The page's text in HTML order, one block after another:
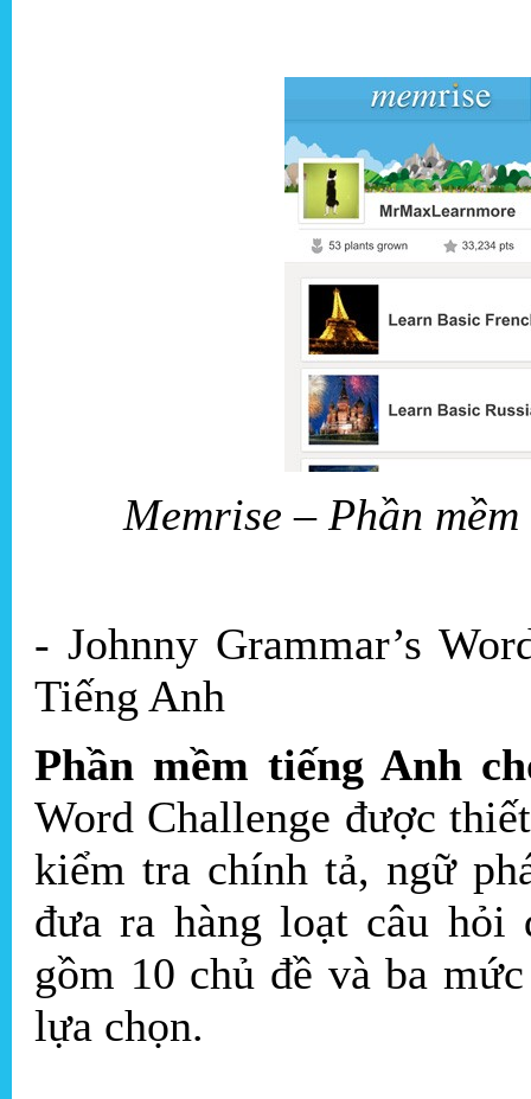
Memrise – Phần
- Johnny Grammar’s
Tiếng Anh
Phần mềm tiếng Anh
Word Challenge được
kiểm tra chính tả, ngữ
đưa ra hàng loạt câu
gồm 10 chủ đề và ba
lựa chọn.